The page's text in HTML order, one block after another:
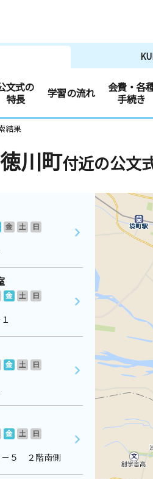
文式の
特長
学習の流れ
会費・各
手続き
結果
川町付近の公文
金 土
日
金 土
日
金 土
日
金 土
日
－５ ２階南側